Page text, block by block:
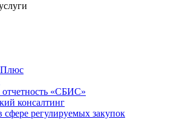
Плюс
отчетность «СБИС»
консалтинг
сфере регулируемых закупок